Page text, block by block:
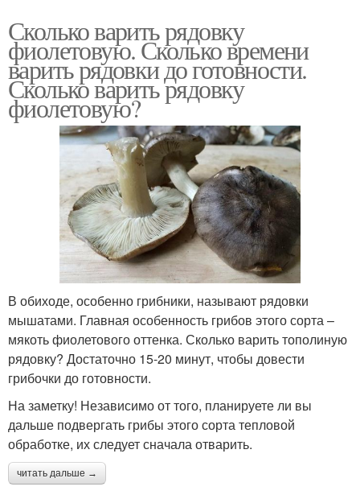
Сколько варить рядовку
фиолетовую. Сколько времени
варить рядовки до готовности.
Сколько варить рядовку
фиолетовую?
В обиходе, особенно грибники, называют рядовки
мышатами. Главная особенность грибов этого сорта –
мякоть фиолетового оттенка. Сколько варить тополиную
рядовку? Достаточно 15-20 минут, чтобы довести
грибочки до готовности.
На заметку! Независимо от того, планируете ли вы
дальше подвергать грибы этого сорта тепловой
обработке, их следует сначала отварить.
читать дальше →